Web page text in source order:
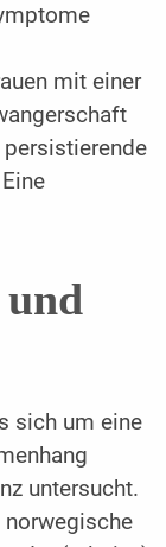
mit einer
sich um eine
untersucht.